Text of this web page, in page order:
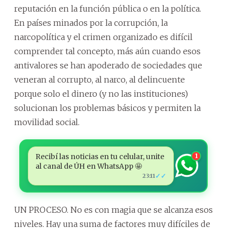
reputación en la función pública o en la política.
En países minados por la corrupción, la
narcopolítica y el crimen organizado es difícil
comprender tal concepto, más aún cuando esos
antivalores se han apoderado de sociedades que
veneran al corrupto, al narco, al delincuente
porque solo el dinero (y no las instituciones)
solucionan los problemas básicos y permiten la
movilidad social.
Recibí las noticias en tu celular, unite
al canal de ÚH en WhatsApp 🤩
23:11 ✓✓
1
UN PROCESO. No es con magia que se alcanza esos
niveles. Hay una suma de factores muy difíciles de